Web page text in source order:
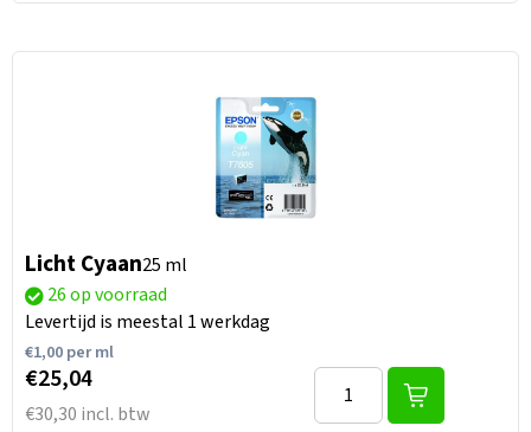
Licht Cyaan25 ml
26 op voorraad
Levertijd is meestal 1 werkdag
€1,00per ml
€25,04
€30,30 incl. btw